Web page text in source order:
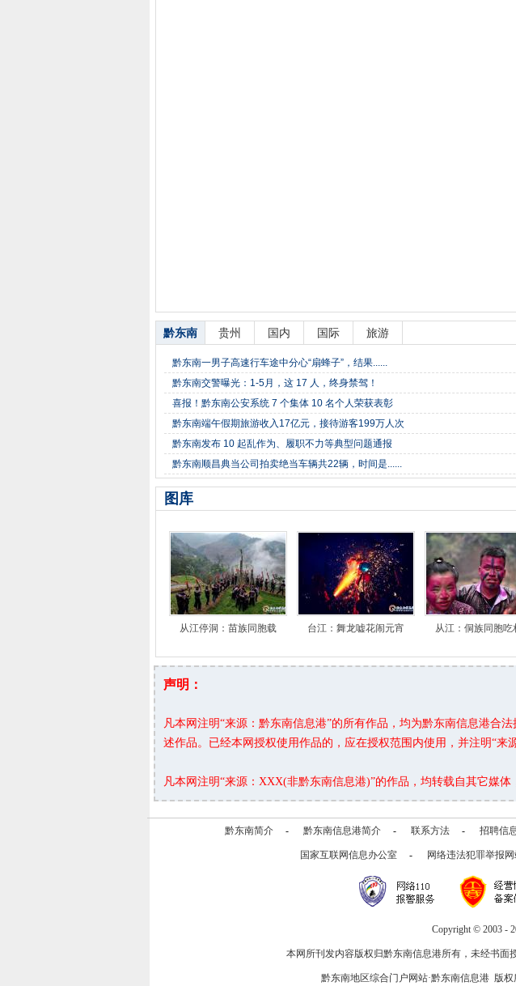
黔东南 贵州 国内 国际 旅游
黔东南一男子高速行车途中分心“扇蜂子”，结果......
黔东南交警曝光：1-5月，这 17 人，终身禁驾！
喜报！黔东南公安系统 7 个集体 10 名个人荣获表彰
黔东南端午假期旅游收入17亿元，接待游客199万人次
黔东南发布 10 起乱作为、履职不力等典型问题通报
黔东南顺昌典当公司拍卖绝当车辆共22辆，时间是......
图库
从江停洞：苗族同胞载 台江：舞龙嘘花闹元宵 从江：侗族同胞吃
声明：
凡本网注明“来源：黔东南信息港”的所有作品，均为黔东南信息港合
述作品。已经本网授权使用作品的，应在授权范围内使用，并注明“来
凡本网注明“来源：XXX(非黔东南信息港)”的作品，均转载自其它媒
黔东南简介 - 黔东南信息港简介 - 联系方法 - 招聘信
国家互联网信息办公室 - 网络违法犯罪举报网
Copyright © 2003 -
本网所刊发内容版权归黔东南信息港所有，未经书
黔东南地区综合门户网站·黔东南信息港 版